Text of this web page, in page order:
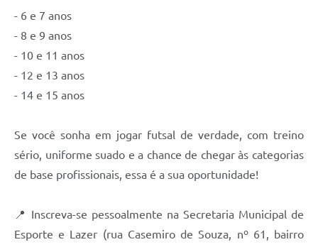
Links
Serviços Online
A Prefeitura
Diário Oficial
- 6 e 7 anos
- 8 e 9 anos
- 10 e 11 anos
- 12 e 13 anos
- 14 e 15 anos
Se você sonha em jogar futsal de verdade, com treino
sério, uniforme suado e a chance de chegar às categorias
de base profissionais, essa é a sua oportunidade!
📍 Inscreva-se pessoalmente na Secretaria Municipal de
Esporte e Lazer (rua Casemiro de Souza, nº 61, bairro